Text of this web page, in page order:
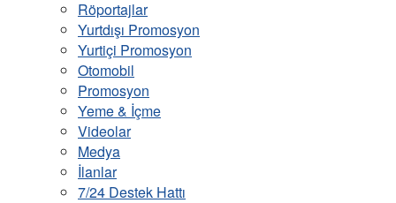
Röportajlar
Yurtdışı Promosyon
Yurtiçi Promosyon
Otomobil
Promosyon
Yeme & İçme
Videolar
Medya
İlanlar
7/24 Destek Hattı